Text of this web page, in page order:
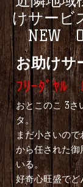
けサー
NEW
お助けサ
ﾌﾘｰﾀﾞﾔﾙ
おとこのこ 3さ
タ。
まだ小さいの
から任された
いる。
好奇心旺盛で